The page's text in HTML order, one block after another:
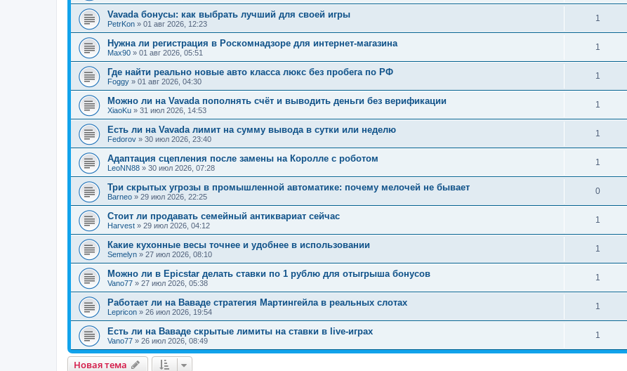
Vavada бонусы: как выбрать лучший для своей игры
PetrKon » 01 авг 2026, 12:23
1
Нужна ли регистрация в Роскомнадзоре для интернет-магазина
Max90 » 01 авг 2026, 05:51
1
Где найти реально новые авто класса люкс без пробега по РФ
Foggy » 01 авг 2026, 04:30
1
Можно ли на Vavada пополнять счёт и выводить деньги без верификации
XiaoKu » 31 июл 2026, 14:53
1
Есть ли на Vavada лимит на сумму вывода в сутки или неделю
Fedorov » 30 июл 2026, 23:40
1
Адаптация сцепления после замены на Королле с роботом
LeoNN88 » 30 июл 2026, 07:28
1
Три скрытых угрозы в промышленной автоматике: почему мелочей не бывает
Barneo » 29 июл 2026, 22:25
0
Стоит ли продавать семейный антиквариат сейчас
Harvest » 29 июл 2026, 04:12
1
Какие кухонные весы точнее и удобнее в использовании
Semelyn » 27 июл 2026, 08:10
1
Можно ли в Epicstar делать ставки по 1 рублю для отыгрыша бонусов
Vano77 » 27 июл 2026, 05:38
1
Работает ли на Ваваде стратегия Мартингейла в реальных слотах
Lepricon » 26 июл 2026, 19:54
1
Есть ли на Ваваде скрытые лимиты на ставки в live-играх
Vano77 » 26 июл 2026, 08:49
1
Новая тема